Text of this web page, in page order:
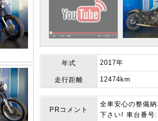
年式 2017年
走行距離 12474km
PRコメント
全車安心の整備
下さい! 車台番号